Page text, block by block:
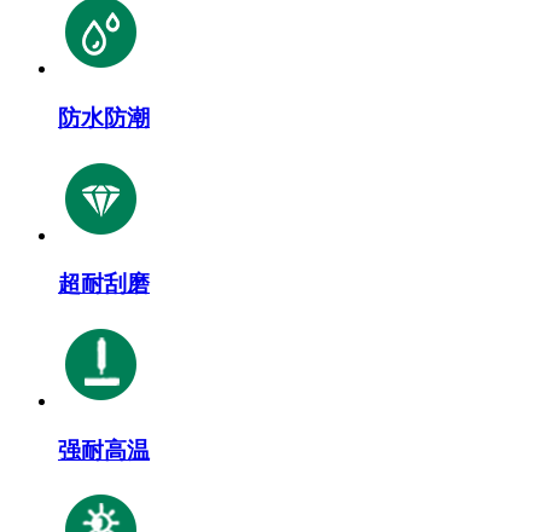
防水防潮
超耐刮磨
强耐高温